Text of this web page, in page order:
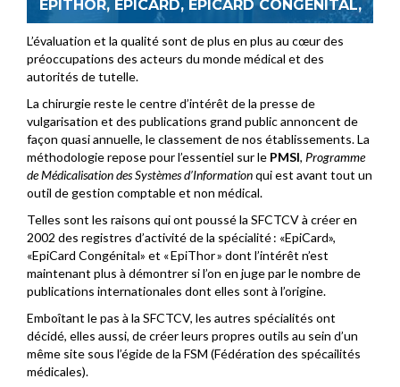
EPITHOR, EPICARD, EPICARD CONGÉNITAL,
L’évaluation et la qualité sont de plus en plus au cœur des
préoccupations des acteurs du monde médical et des
autorités de tutelle.
La chirurgie reste le centre d’intérêt de la presse de
vulgarisation et des publications grand public annoncent de
façon quasi annuelle, le classement de nos établissements. La
méthodologie repose pour l’essentiel sur le PMSI, Programme
de Médicalisation des Systèmes d’Informationqui est avant tout un
outil de gestion comptable et non médical.
Telles sont les raisons qui ont poussé la SFCTCV à créer en
2002 des registres d’activité de la spécialité : «EpiCard»,
«EpiCard Congénital» et « EpiThor » dont l’intérêt n’est
maintenant plus à démontrer si l’on en juge par le nombre de
publications internationales dont elles sont à l’origine.
Emboîtant le pas à la SFCTCV, les autres spécialités ont
décidé, elles aussi, de créer leurs propres outils au sein d’un
même site sous l’égide de la FSM (Fédération des spécailités
médicales).